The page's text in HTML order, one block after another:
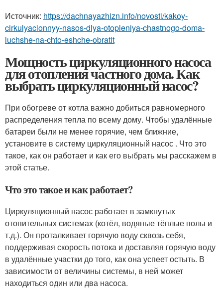
Источник: https://dachnayazhizn.info/novosti/kakoy-
cirkulyacionnyy-nasos-dlya-otopleniya-chastnogo-doma-
luchshe-na-chto-eshche-obratit
Мощность циркуляционного насоса
для отопления частного дома. Как
выбрать циркуляционный насос?
При обогреве от котла важно добиться равномерного
распределения тепла по всему дому. Чтобы удалённые
батареи были не менее горячие, чем ближние,
установите в систему циркуляционный насос . Что это
такое, как он работает и как его выбрать мы расскажем в
этой статье.
Что это такое и как работает?
Циркуляционный насос работает в замкнутых
отопительных системах (котёл, водяные тёплые полы и
т.д.). Он проталкивает горячую воду сквозь себя,
поддерживая скорость потока и доставляя горячую воду
в удалённые участки до того, как она успеет остыть. В
зависимости от величины системы, в ней может
находиться один или два насоса.